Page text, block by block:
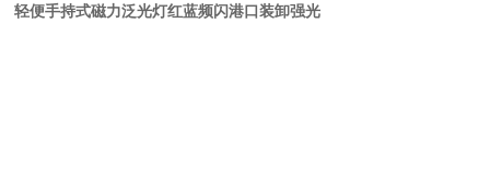
轻便手持式磁力泛光灯红蓝频闪港口装卸强光